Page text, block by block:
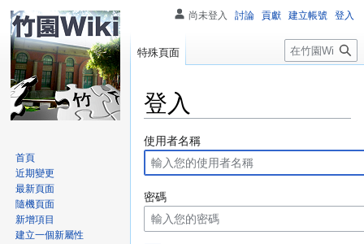
登入
跳
至
導
覽
跳
至
搜
尋
使用者名稱
密碼
尚未登入 討論 貢獻 建立帳號 登入
特殊頁面
搜
首頁
近期變更
最新頁面
隨機頁面
新增項目
建立一個新屬性